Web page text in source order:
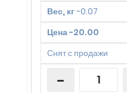
Вес, кг-0.07
Цена-20.00
Снят с продажи